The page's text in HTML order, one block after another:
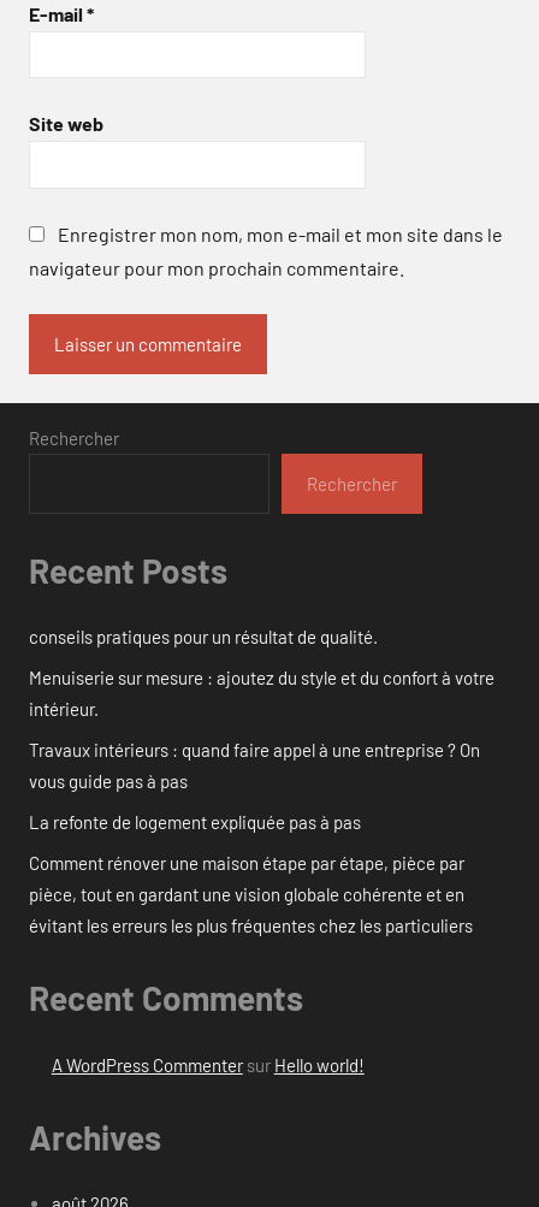
E-mail *
Site web
Enregistrer mon nom, mon e-mail et mon site dans le
navigateur pour mon prochain commentaire.
Rechercher
Rechercher
Recent Posts
conseils pratiques pour un résultat de qualité.
Menuiserie sur mesure : ajoutez du style et du confort à votre
intérieur.
Travaux intérieurs : quand faire appel à une entreprise ? On
vous guide pas à pas
La refonte de logement expliquée pas à pas
Comment rénover une maison étape par étape, pièce par
pièce, tout en gardant une vision globale cohérente et en
évitant les erreurs les plus fréquentes chez les particuliers
Recent Comments
A WordPress Commentersur Hello world!
Archives